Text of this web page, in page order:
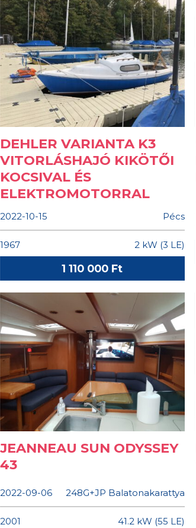
DEHLER VARIANTA K3
VITORLÁSHAJÓ KIKÖTŐI
KOCSIVAL ÉS
ELEKTROMOTORRAL
2022-10-15 Pécs
1967 2 kW (3 LE)
1 110 000 Ft
JEANNEAU SUN ODYSSEY
43
2022-09-06 248G+JP Balatonakarattya
2001 41.2 kW (55 LE)